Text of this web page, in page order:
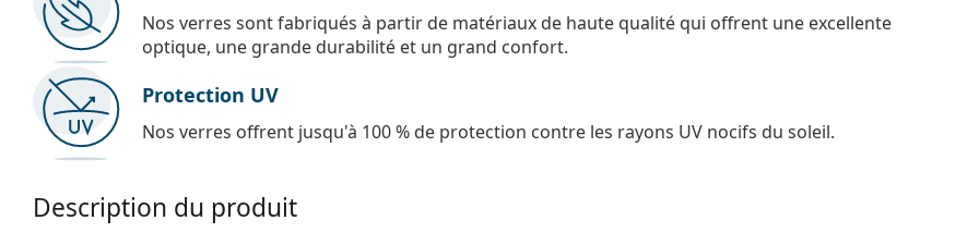
Nos verres sont fabriqués à partir de matériaux de haute qualité qui offrent une excellente
optique, une grande durabilité et un grand confort.
Protection UV
Nos verres offrent jusqu'à 100 % de protection contre les rayons UV nocifs du soleil.
Description du produit